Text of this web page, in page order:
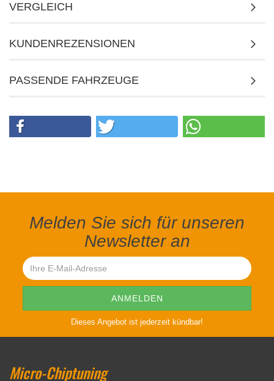
VERGLEICH
KUNDENREZENSIONEN
PASSENDE FAHRZEUGE
Melden Sie sich für unseren
Newsletter an
Dieses Angebot ist jederzeit kündbar!
Micro-Chiptuning